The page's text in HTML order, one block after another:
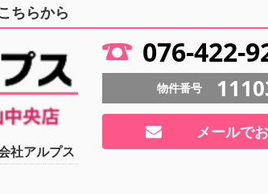
ちらから
社アルプス
076-422-
物件番号
メールで